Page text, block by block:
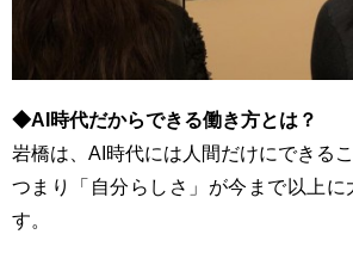
◆AI時代だからできる働き方とは？
岩橋は、AI時代には人間だけにできるこ
つまり「自分らしさ」が今まで以上に
す。